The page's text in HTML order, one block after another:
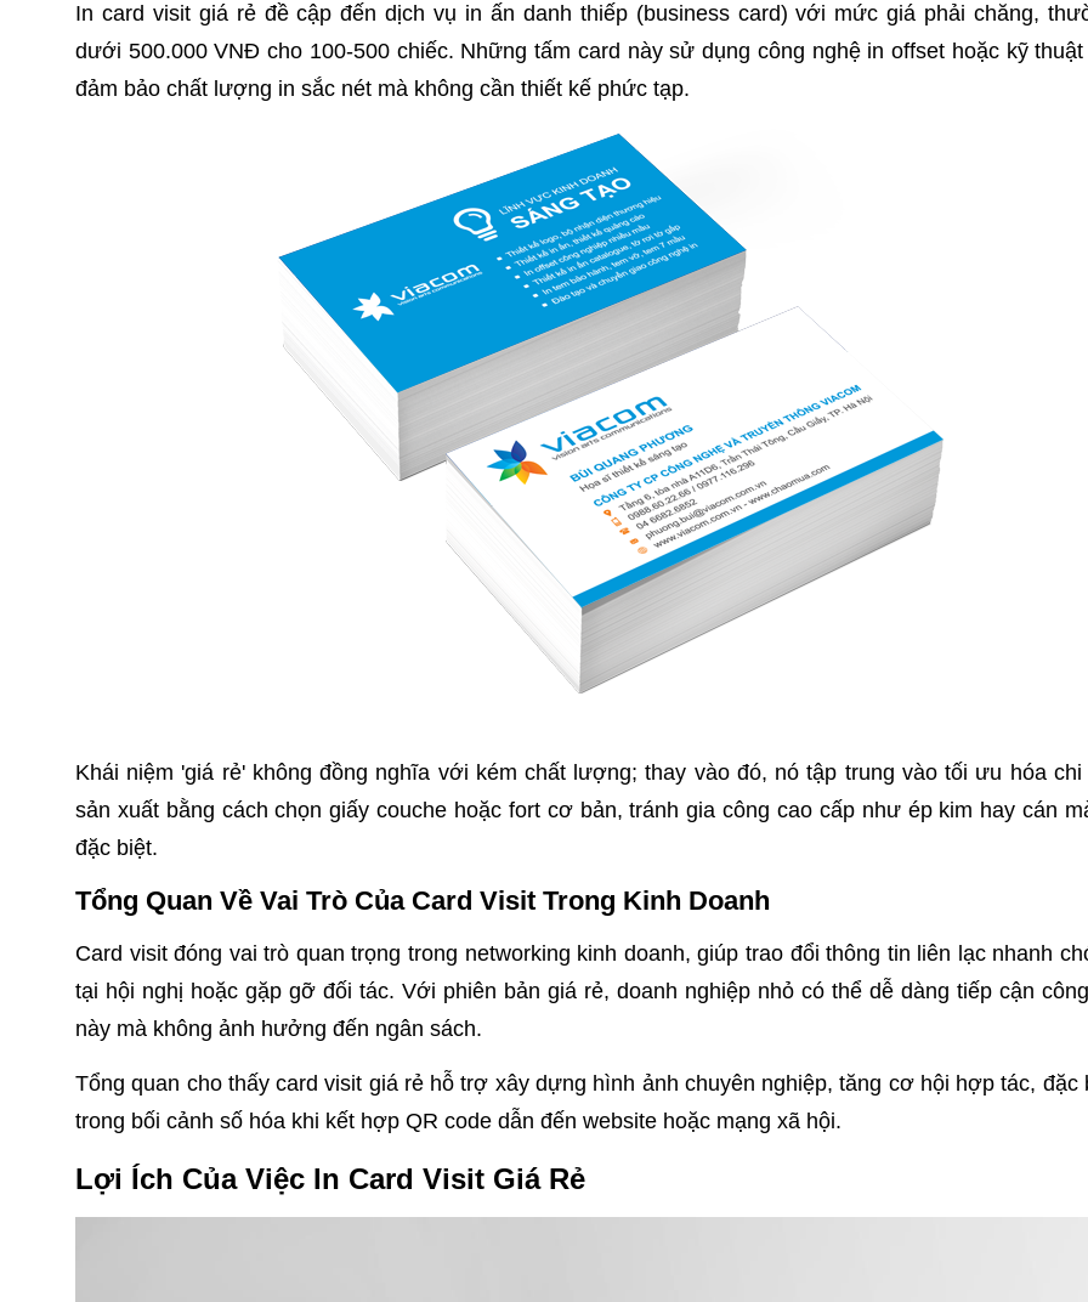
In card visit giá rẻ đề cập đến dịch vụ in ấn danh thiếp (business card) với mức giá phải chăng,
dưới 500.000 VNĐ cho 100-500 chiếc. Những tấm card này sử dụng công nghệ in offset hoặc kỹ thuật
đảm bảo chất lượng in sắc nét mà không cần thiết kế phức tạp.
Khái niệm 'giá rẻ' không đồng nghĩa với kém chất lượng; thay vào đó, nó tập trung vào tối ưu hóa chi
sản xuất bằng cách chọn giấy couche hoặc fort cơ bản, tránh gia công cao cấp như ép kim hay cán
đặc biệt.
Tổng Quan Về Vai Trò Của Card Visit Trong Kinh Doanh
Card visit đóng vai trò quan trọng trong networking kinh doanh, giúp trao đổi thông tin liên lạc nhanh
tại hội nghị hoặc gặp gỡ đối tác. Với phiên bản giá rẻ, doanh nghiệp nhỏ có thể dễ dàng tiếp cận
này mà không ảnh hưởng đến ngân sách.
Tổng quan cho thấy card visit giá rẻ hỗ trợ xây dựng hình ảnh chuyên nghiệp, tăng cơ hội hợp tác, đặc
trong bối cảnh số hóa khi kết hợp QR code dẫn đến website hoặc mạng xã hội.
Lợi Ích Của Việc In Card Visit Giá Rẻ